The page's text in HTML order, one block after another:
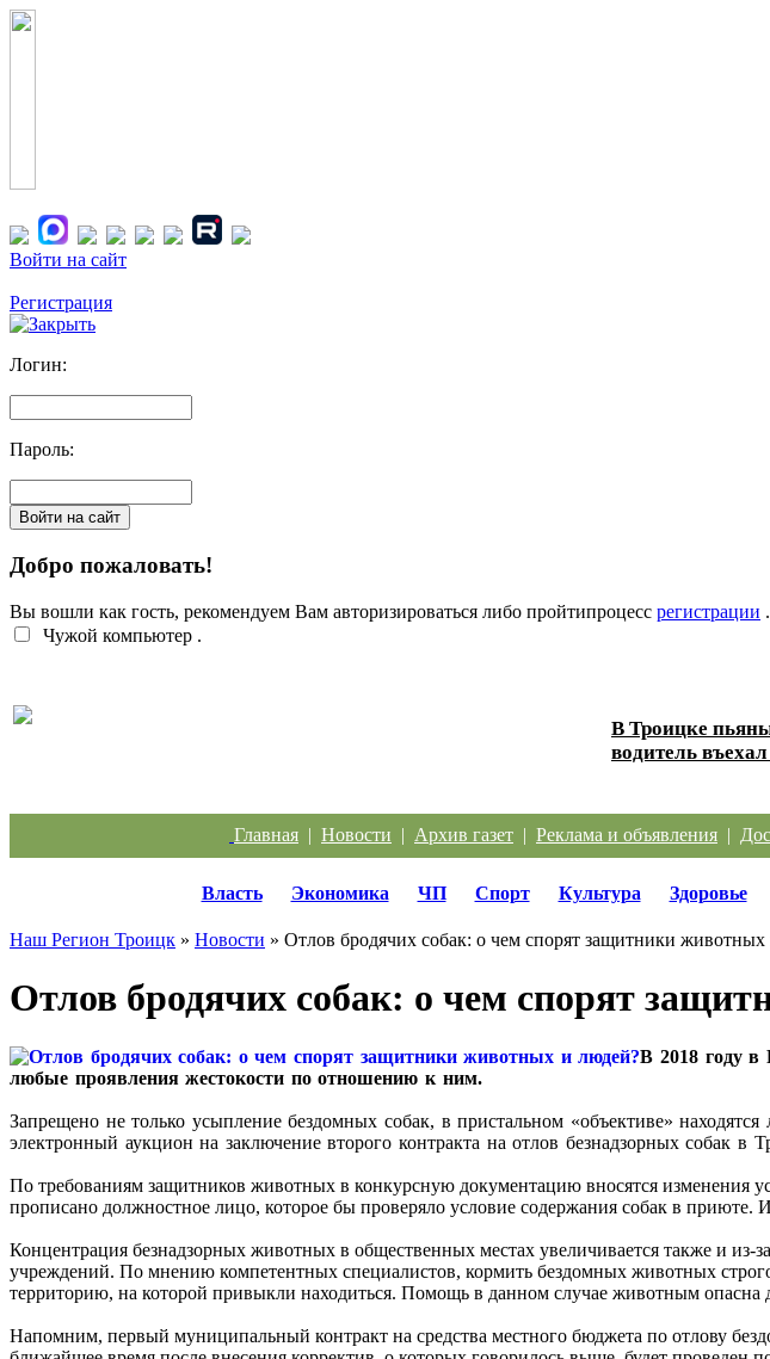
Войти на сайт
Регистрация
Логин:
Пароль:
Добро пожаловать!
Вы вошли как гость, рекомендуем Вам авторизироваться либо пройтипроцесс регистрации
Чужой компьютер .
В Троицке
водитель
Главная | Новости | Архив газет | Реклама и объявления |
Власть Экономика ЧП Спорт Культура Здоровье
Наш Регион Троицк » Новости » Отлов бродячих собак: о чем спорят защитники
Отлов бродячих собак: о чем спорят
В 2018 году в
любые проявления жестокости по отношению к ним.
Запрещено не только усыпление бездомных собак, в пристальном «объективе»
электронный аукцион на заключение второго контракта на отлов безнадзорных собак в
По требованиям защитников животных в конкурсную документацию вносятся изменения
прописано должностное лицо, которое бы проверяло условие содержания собак в
Концентрация безнадзорных животных в общественных местах увеличивается также и
учреждений. По мнению компетентных специалистов, кормить бездомных животных
территорию, на которой привыкли находиться. Помощь в данном случае животным опасна
Напомним, первый муниципальный контракт на средства местного бюджета по отлову